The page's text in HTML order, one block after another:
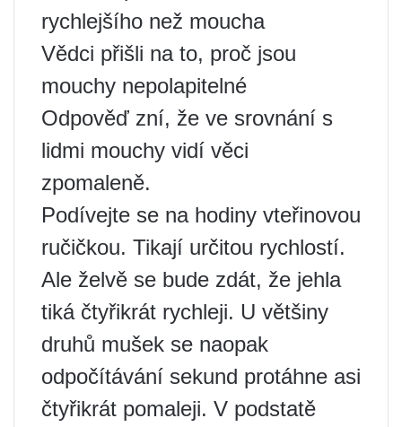
rychlejšího než moucha
Vědci přišli na to, proč jsou
mouchy nepolapitelné
Odpověď zní, že ve srovnání s
lidmi mouchy vidí věci
zpomaleně.
Podívejte se na hodiny vteřinovou
ručičkou. Tikají určitou rychlostí.
Ale želvě se bude zdát, že jehla
tiká čtyřikrát rychleji. U většiny
druhů mušek se naopak
odpočítávání sekund protáhne asi
čtyřikrát pomaleji. V podstatě